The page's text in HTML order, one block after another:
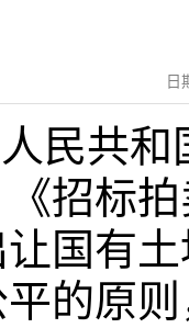
日
民共
招标
国有
的原